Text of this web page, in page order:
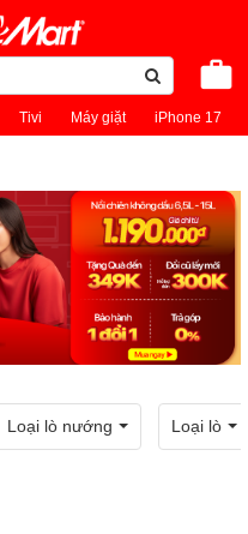
Tivi Máy giặt iPhone 17
Loại lò nướng Loại lò